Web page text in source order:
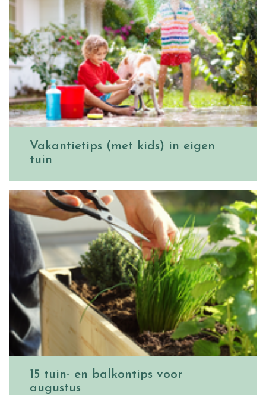
Vakantietips (met kids) in eigen
tuin
15 tuin- en balkontips voor
augustus